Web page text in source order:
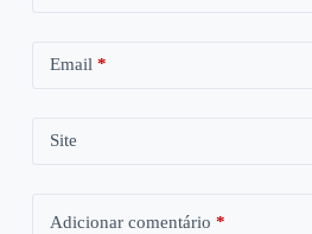
Email *
Site
Adicionar comentário *